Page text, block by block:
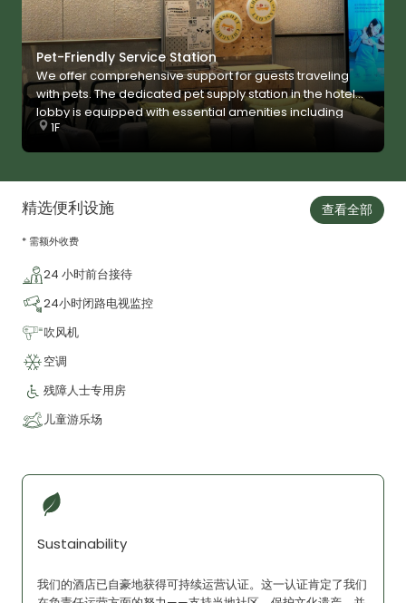
Pet-Friendly Service Station
We offer comprehensive support for guests traveling
with pets. The dedicated pet supply station in the hotel
lobby is equipped with essential amenities including
training pads and disposable diapers to meet hygiene
needs on the go. Combined with our pet-friendly service
both you and your furry companion
1F
精选便利设施
* 需额外收费
查看全部
24 小时前台接待
24小时闭路电视监控
吹风机
空调
残障人士专用房
儿童游乐场
Sustainability
我们的酒店已自豪地获得可持续运营认证。这一认证肯定了我们